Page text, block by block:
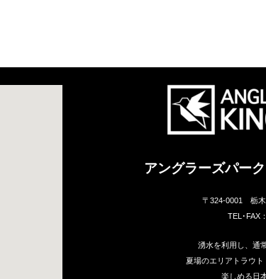
アングラーズパー
〒324-0001 栃木
TEL･FAX
湧水を利用し、通
夏場のエリアトラウ
楽しめる日